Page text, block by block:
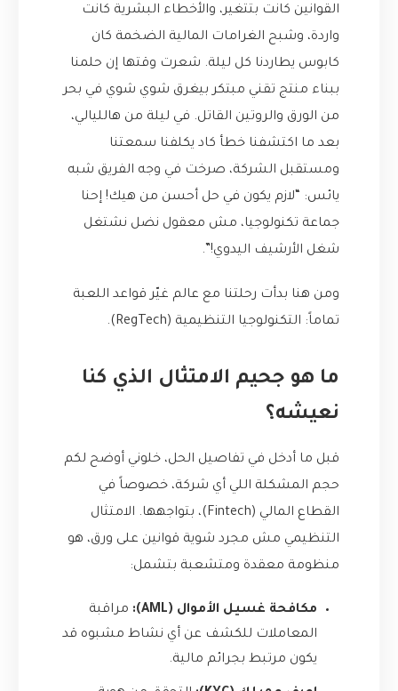
القوانين كانت بتتغير، والأخطاء البشرية كانت
واردة، وشبح الغرامات المالية الضخمة كان
كابوس يطاردنا كل ليلة. شعرت وقتها إن حلمنا
ببناء منتج تقني مبتكر بيغرق شوي شوي في بحر
من الورق والروتين القاتل. في ليلة من هالليالي،
بعد ما اكتشفنا خطأ كاد يكلفنا سمعتنا
ومستقبل الشركة، صرخت في وجه الفريق شبه
يائس: “لازم يكون في حل أحسن من هيك! إحنا
جماعة تكنولوجيا، مش معقول نضل نشتغل
شغل الأرشيف اليدوي!”.
ومن هنا بدأت رحلتنا مع عالم غيّر قواعد اللعبة
تماماً: التكنولوجيا التنظيمية (RegTech).
ما هو جحيم الامتثال الذي كنا
نعيشه؟
قبل ما أدخل في تفاصيل الحل، خلوني أوضح لكم
حجم المشكلة اللي أي شركة، خصوصاً في
القطاع المالي (Fintech)، بتواجهها. الامتثال
التنظيمي مش مجرد شوية قوانين على ورق، هو
منظومة معقدة ومتشعبة بتشمل:
مكافحة غسيل الأموال (AML):
مراقبة
المعاملات للكشف عن أي نشاط مشبوه قد
يكون مرتبط بجرائم مالية.